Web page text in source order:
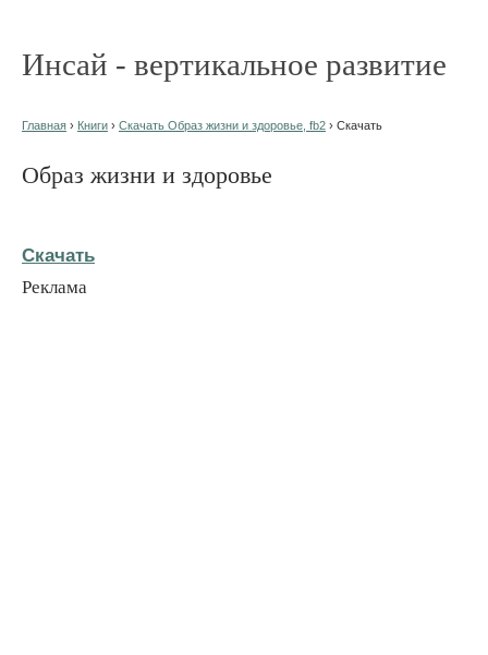
Инсай - вертикальное развитие
Главная › Книги › Скачать Образ жизни и здоровье, fb2 › Скачать
Образ жизни и здоровье
Скачать
Реклама